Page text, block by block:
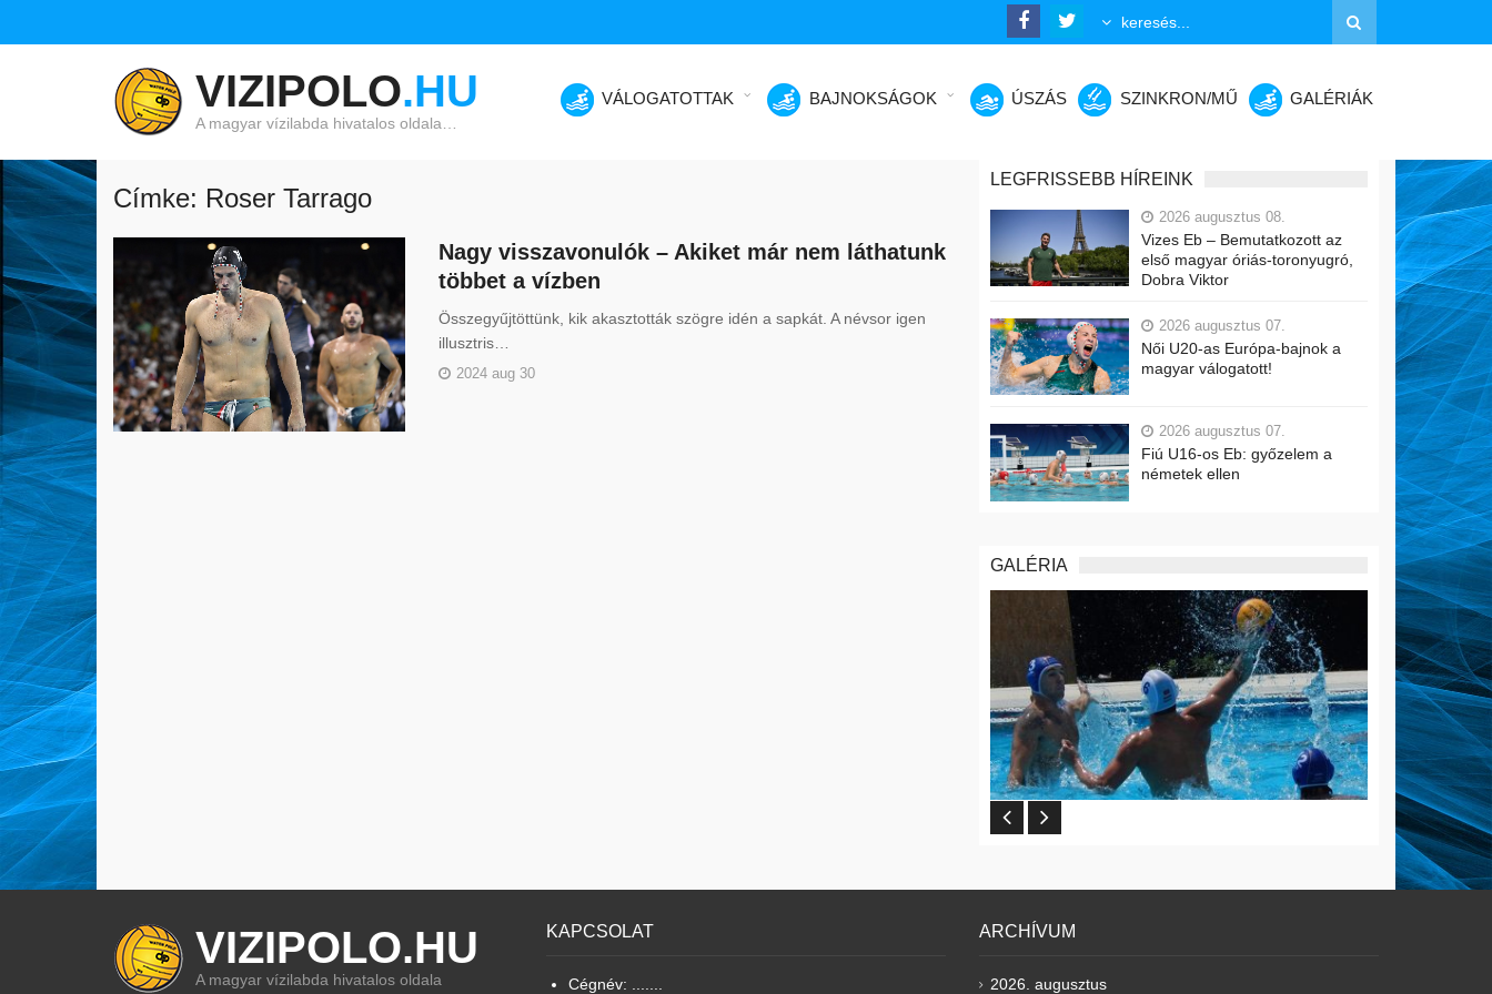
VIZIPOLO.HU
A magyar vízilabda hivatalos oldala…
VÁLOGATOTTAK BAJNOKSÁGOK ÚSZÁS SZINKRON/MŰ GALÉRIÁK
Címke: Roser Tarrago
Nagy visszavonulók – Akiket már nem láthatunk
többet a vízben
Összegyűjtöttünk, kik akasztották szögre idén a sapkát. A névsor igen
illusztris…
2024 aug 30
LEGFRISSEBB HÍREINK
2026 augusztus 08.
Vizes Eb – Bemutatkozott az
első magyar óriás-toronyugró,
Dobra Viktor
2026 augusztus 07.
Női U20-as Európa-bajnok a
magyar válogatott!
2026 augusztus 07.
Fiú U16-os Eb: győzelem a
németek ellen
GALÉRIA
VIZIPOLO.HU
A magyar vízilabda hivatalos oldala
KAPCSOLAT
Cégnév: .......
ARCHÍVUM
2026. augusztus